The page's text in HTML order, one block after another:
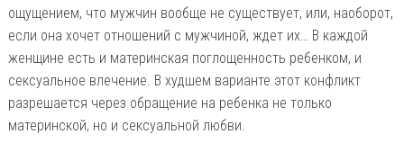
ощущением, что мужчин вообще не существует, или, наоборот,
если она хочет отношений с мужчиной, ждет их… В каждой
женщине есть и материнская поглощенность ребенком, и
сексуальное влечение. В худшем варианте этот конфликт
разрешается через обращение на ребенка не только
материнской, но и сексуальной любви.